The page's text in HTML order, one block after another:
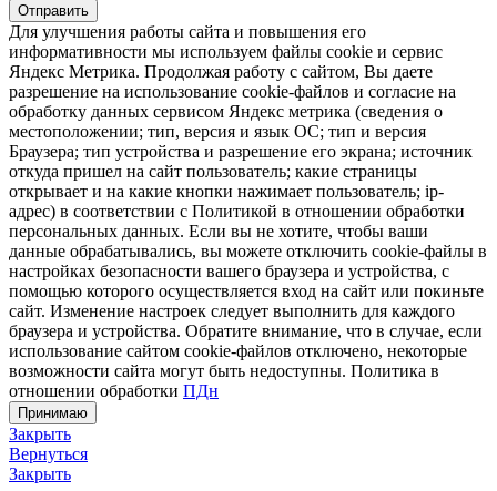
Отправить
Для улучшения работы сайта и повышения его
информативности мы используем файлы cookie и сервис
Яндекс Метрика. Продолжая работу с сайтом, Вы даете
разрешение на использование cookie-файлов и согласие на
обработку данных сервисом Яндекс метрика (сведения о
местоположении; тип, версия и язык ОС; тип и версия
Браузера; тип устройства и разрешение его экрана; источник
откуда пришел на сайт пользователь; какие страницы
открывает и на какие кнопки нажимает пользователь; ip-
адрес) в соответствии с Политикой в отношении обработки
персональных данных. Если вы не хотите, чтобы ваши
данные обрабатывались, вы можете отключить cookie-файлы в
настройках безопасности вашего браузера и устройства, с
помощью которого осуществляется вход на сайт или покиньте
сайт. Изменение настроек следует выполнить для каждого
браузера и устройства. Обратите внимание, что в случае, если
использование сайтом cookie-файлов отключено, некоторые
возможности сайта могут быть недоступны. Политика в
отношении обработки ПДн
Принимаю
Закрыть
Вернуться
Закрыть